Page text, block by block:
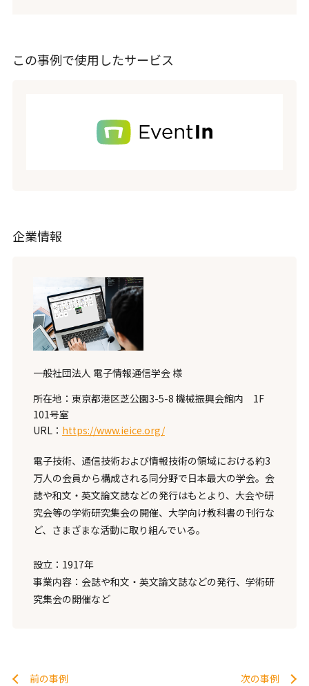
この事例で使用したサービス
企業情報
一般社団法人 電子情報通信学会 様
所在地：東京都港区芝公園3-5-8 機械振興会館内 1F
101号室
URL： https://www.ieice.org/
電子技術、通信技術および情報技術の領域における約3
万人の会員から構成される同分野で日本最大の学会。会
誌や和文・英文論文誌などの発行はもとより、大会や研
究会等の学術研究集会の開催、大学向け教科書の刊行な
ど、さまざまな活動に取り組んでいる。
設立：1917年
事業内容：会誌や和文・英文論文誌などの発行、学術研
究集会の開催など
前の事例 次の事例